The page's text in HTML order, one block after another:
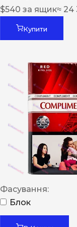
$540 за ящик≈ 24
Купити
Фасування:
Блок